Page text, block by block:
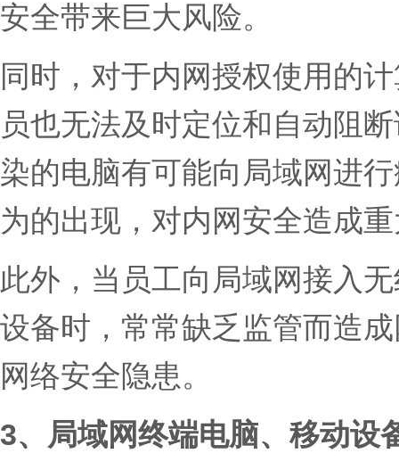
安全带来巨大风险。
同时，对于内网授权使用的
员也无法及时定位和自动阻
染的电脑有可能向局域网进
为的出现，对内网安全造成
此外，当员工向局域网接入
设备时，常常缺乏监管而造
网络安全隐患。
3、局域网终端电脑、移动设